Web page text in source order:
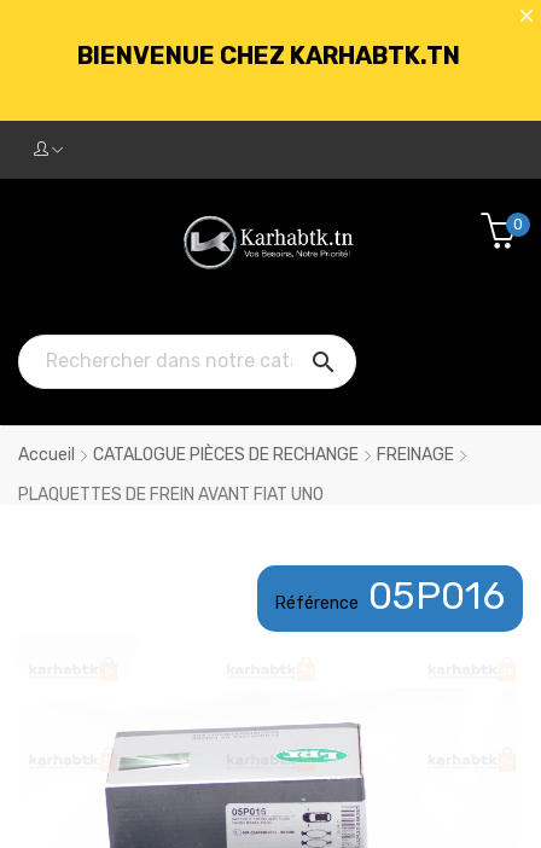
BIENVENUE CHEZ KARHABTK.TN
250DT D'ACHATS

0
Accueil CATALOGUE PIÈCES DE RECHANGE
FREINAGE
PLAQUETTES DE FREIN AVANT FIAT UNO
Référence 05P016